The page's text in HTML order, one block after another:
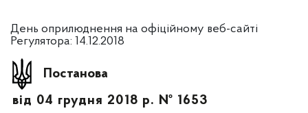
День оприлюднення на офіційному веб-сайті
Регулятора: 14.12.2018
Постанова
від 04 грудня 2018 р. № 1653